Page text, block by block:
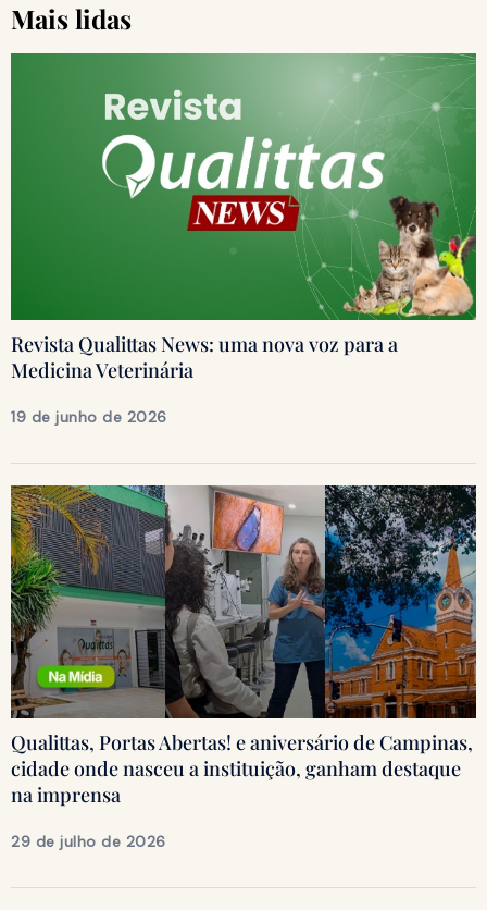
Mais lidas
Revista Qualittas News: uma nova voz para a
Medicina Veterinária
19 de junho de 2026
Qualittas, Portas Abertas! e aniversário de Campinas,
cidade onde nasceu a instituição, ganham destaque
na imprensa
29 de julho de 2026